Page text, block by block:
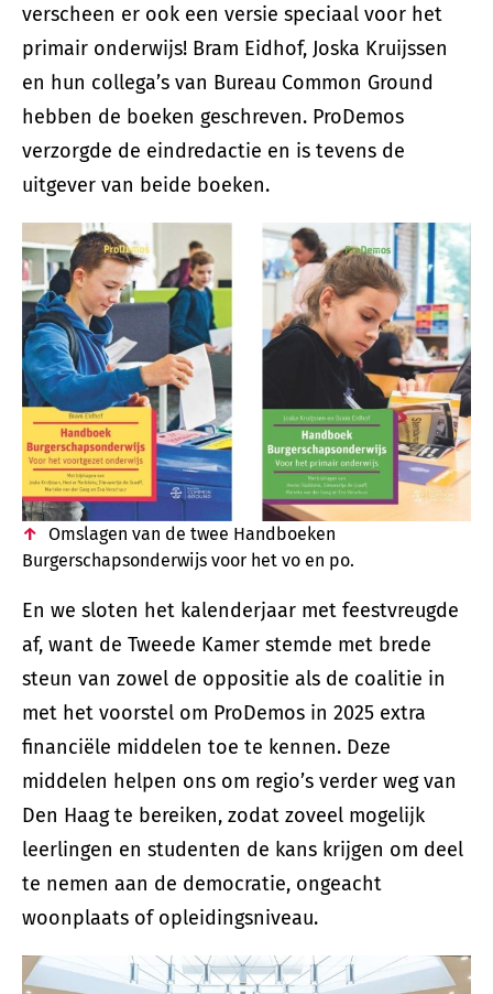
verscheen er ook een versie speciaal voor het
primair onderwijs! Bram Eidhof, Joska Kruijssen
en hun collega’s van Bureau Common Ground
hebben de boeken geschreven. ProDemos
verzorgde de eindredactie en is tevens de
uitgever van beide boeken.
Omslagen van de twee Handboeken
Burgerschapsonderwijs voor het vo en po.
En we sloten het kalenderjaar met feestvreugde
af, want de Tweede Kamer stemde met brede
steun van zowel de oppositie als de coalitie in
met het voorstel om ProDemos in 2025 extra
financiële middelen toe te kennen. Deze
middelen helpen ons om regio’s verder weg van
Den Haag te bereiken, zodat zoveel mogelijk
leerlingen en studenten de kans krijgen om deel
te nemen aan de democratie, ongeacht
woonplaats of opleidingsniveau.